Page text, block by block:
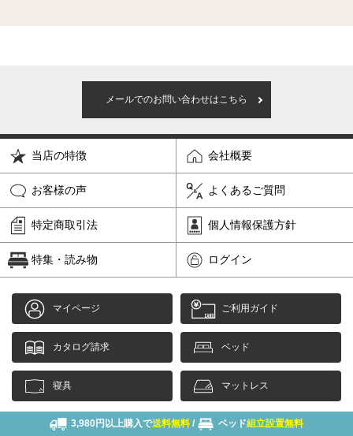
メールでのお問い合わせはこちら
当店の特徴 会社概要
お客様の声 よくあるご質問
特定商取引法 個人情報保護方針
特集・読み物 ログイン
マイページ ご利用ガイド
カタログ請求 ベッド
寝具 マットレス
3,980円以上購入で送料無料 / ベッド組立設置無料